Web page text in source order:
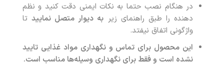
در هنگام نصب حتما به نکات ایمنی دقت کنید و نظم
دهنده را طبق راهنمای زیر به دیوار متصل نماییدتا
واژگونی اتفاق نیفتد.
این محصول برای تماس و نگهداری مواد غذایی تایید
نشده است و فقط برای نگهداری وسیله‌ها مناسب است.